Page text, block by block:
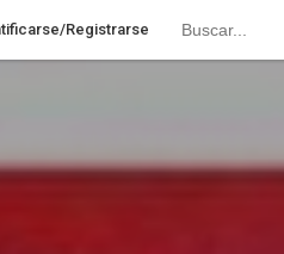
Registrarse